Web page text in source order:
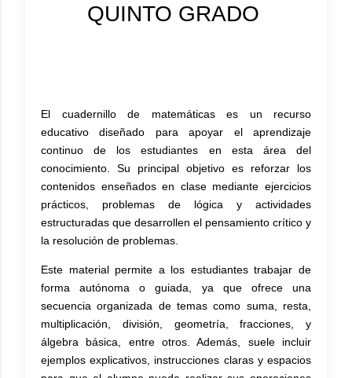
QUINTO GRADO
El cuadernillo de matemáticas es un recurso
educativo diseñado para apoyar el aprendizaje
continuo de los estudiantes en esta área del
conocimiento. Su principal objetivo es reforzar los
contenidos enseñados en clase mediante ejercicios
prácticos, problemas de lógica y actividades
estructuradas que desarrollen el pensamiento crítico y
la resolución de problemas.
Este material permite a los estudiantes trabajar de
forma autónoma o guiada, ya que ofrece una
secuencia organizada de temas como suma, resta,
multiplicación, división, geometría, fracciones, y
álgebra básica, entre otros. Además, suele incluir
ejemplos explicativos, instrucciones claras y espacios